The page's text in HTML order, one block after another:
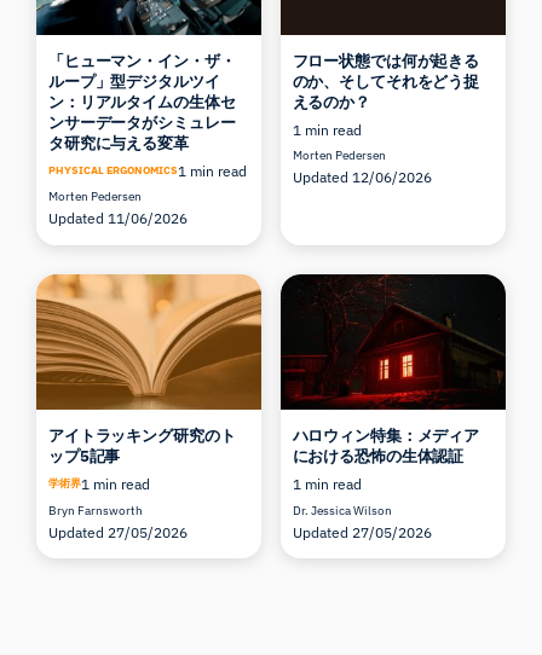
「ヒューマン・イン・ザ・
ループ」型デジタルツイ
ン：リアルタイムの生体セ
ンサーデータがシミュレー
タ研究に与える変革
PHYSICAL ERGONOMICS1 min read
Morten Pedersen
Updated 11/06/2026
フロー状態では何が起きる
のか、そしてそれをどう捉
えるのか？
1 min read
Morten Pedersen
Updated 12/06/2026
アイトラッキング研究のト
ップ5記事
学術界1 min read
Bryn Farnsworth
Updated 27/05/2026
ハロウィン特集：メディア
における恐怖の生体認証
1 min read
Dr. Jessica Wilson
Updated 27/05/2026